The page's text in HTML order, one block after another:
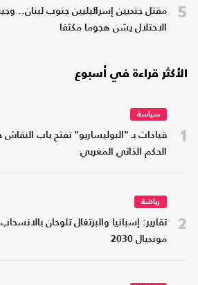
5
مقتل جنديين إسرائيليين جنوب لبنان..
الاحتلال يشن هجوما مكثفا
الأكثر قراءة في أسبوع
1
سياسة
قيادات بـ "البوليساريو" تفتح باب
الحكم الذاتي المغربي
2
رياضة
تقارير: إسبانيا والبرتغال تلوحان
مونديال 2030